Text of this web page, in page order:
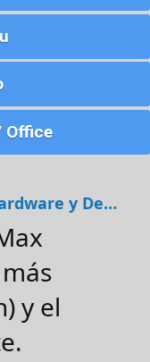
Office
General [Dudas, Noticias, Hardware y Debates]
y el